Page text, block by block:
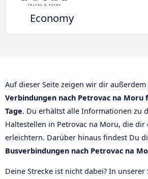
Economy
Auf dieser Seite zeigen wir dir außerdem
Verbindungen nach Petrovac na Moru
Tage. Du erhältst alle Informationen zu
Haltestellen in Petrovac na Moru, die
erleichtern. Darüber hinaus findest Du
Busverbindungen nach Petrovac na
Deine Strecke ist nicht dabei? In unserer